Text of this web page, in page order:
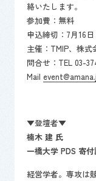
絡いたします。
参加費：無料
申込締切：7月16
主催：TMIP、株式
問合せ：TEL 03-
Mail
▼登壇者▼
楠木 建 氏
一橋大学 PDS 寄
経営学者。専攻は